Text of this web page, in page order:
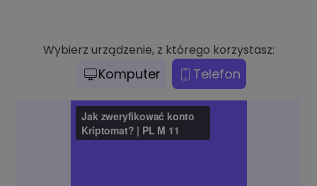
Wybierz urządzenie, z którego korzystasz:
Komputer Telefon